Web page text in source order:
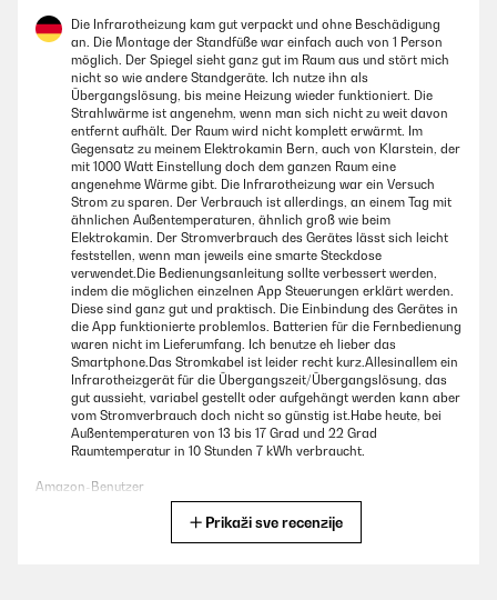
Die Infrarotheizung kam gut verpackt und ohne Beschädigung
an. Die Montage der Standfüße war einfach auch von 1 Person
möglich. Der Spiegel sieht ganz gut im Raum aus und stört mich
nicht so wie andere Standgeräte. Ich nutze ihn als
Übergangslösung, bis meine Heizung wieder funktioniert. Die
Strahlwärme ist angenehm, wenn man sich nicht zu weit davon
entfernt aufhält. Der Raum wird nicht komplett erwärmt. Im
Gegensatz zu meinem Elektrokamin Bern, auch von Klarstein, der
mit 1000 Watt Einstellung doch dem ganzen Raum eine
angenehme Wärme gibt. Die Infrarotheizung war ein Versuch
Strom zu sparen. Der Verbrauch ist allerdings, an einem Tag mit
ähnlichen Außentemperaturen, ähnlich groß wie beim
Elektrokamin. Der Stromverbrauch des Gerätes lässt sich leicht
feststellen, wenn man jeweils eine smarte Steckdose
verwendet.Die Bedienungsanleitung sollte verbessert werden,
indem die möglichen einzelnen App Steuerungen erklärt werden.
Diese sind ganz gut und praktisch. Die Einbindung des Gerätes in
die App funktionierte problemlos. Batterien für die Fernbedienung
waren nicht im Lieferumfang. Ich benutze eh lieber das
Smartphone.Das Stromkabel ist leider recht kurz.Allesinallem ein
Infrarotheizgerät für die Übergangszeit/Übergangslösung, das
gut aussieht, variabel gestellt oder aufgehängt werden kann aber
vom Stromverbrauch doch nicht so günstig ist.Habe heute, bei
Außentemperaturen von 13 bis 17 Grad und 22 Grad
Raumtemperatur in 10 Stunden 7 kWh verbraucht.
Amazon-Benutzer
Prikaži sve recenzije